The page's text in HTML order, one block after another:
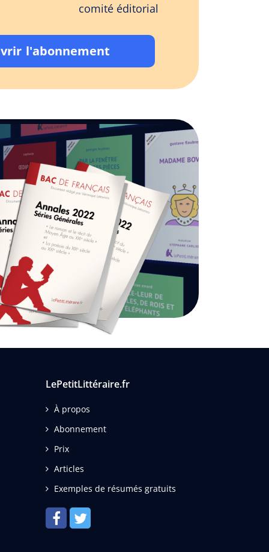
comité éditorial
l'abonnement
LePetitLittéraire.fr
À propos
Abonnement
Prix
Articles
Exemples de résumés gratuits